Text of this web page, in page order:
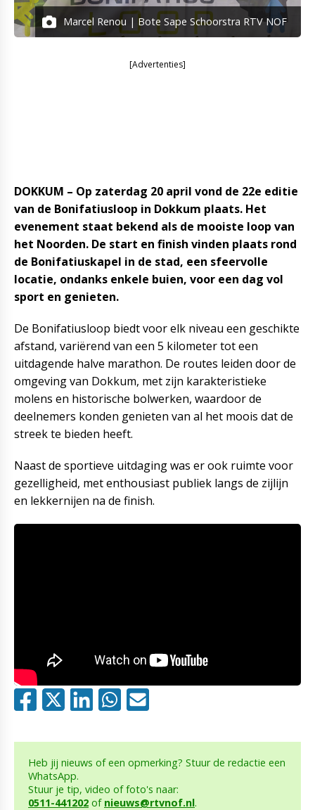
Marcel Renou | Bote Sape Schoorstra RTV NOF
[Advertenties]
DOKKUM – Op zaterdag 20 april vond de 22e editie
van de Bonifatiusloop in Dokkum plaats. Het
evenement staat bekend als de mooiste loop van
het Noorden. De start en finish vinden plaats rond
de Bonifatiuskapel in de stad, een sfeervolle
locatie, ondanks enkele buien, voor een dag vol
sport en genieten.
De Bonifatiusloop biedt voor elk niveau een geschikte
afstand, variërend van een 5 kilometer tot een
uitdagende halve marathon. De routes leiden door de
omgeving van Dokkum, met zijn karakteristieke
molens en historische bolwerken, waardoor de
deelnemers konden genieten van al het moois dat de
streek te bieden heeft.
Naast de sportieve uitdaging was er ook ruimte voor
gezelligheid, met enthousiast publiek langs de zijlijn
en lekkernijen na de finish.
Heb jij nieuws of een opmerking? Stuur de redactie een
WhatsApp.
Stuur je tip, video of foto's naar:
0511-441202 of nieuws@rtvnof.nl.